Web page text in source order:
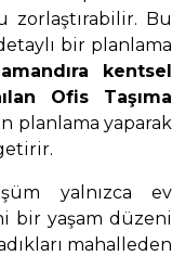
zorlaştırabilir. Bu
bir planlama
kentsel
Ofis Taşıma
planlama yaparak
yalnızca ev
bir yaşam düzeni
mahalleden